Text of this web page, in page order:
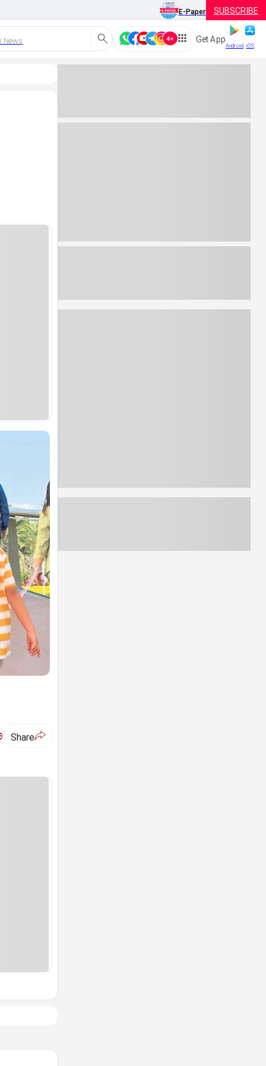
E-Paper SUBSCRIBE
News Get App
Android iOS
Share